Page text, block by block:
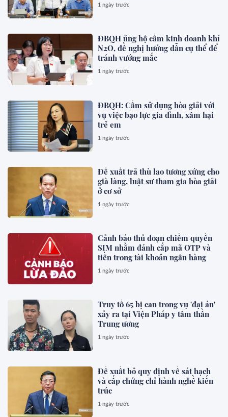
1 ngày trước
ĐBQH ủng hộ cấm kinh doanh khí
N2O, đề nghị hướng dẫn cụ thể để
tránh vướng mắc
1 ngày trước
ĐBQH: Cấm sử dụng hòa giải với
vụ việc bạo lực gia đình, xâm hại
trẻ em
1 ngày trước
Đề xuất trả thù lao tương xứng cho
già làng, luật sư tham gia hòa giải
ở cơ sở
1 ngày trước
Cảnh báo thủ đoạn chiếm quyền
SIM nhằm đánh cắp mã OTP và
tiền trong tài khoản ngân hàng
1 ngày trước
Truy tố 65 bị can trong vụ 'đại án'
xảy ra tại Viện Pháp y tâm thần
Trung ương
1 ngày trước
Đề xuất bỏ quy định về sát hạch
và cấp chứng chỉ hành nghề kiến
trúc
1 ngày trước